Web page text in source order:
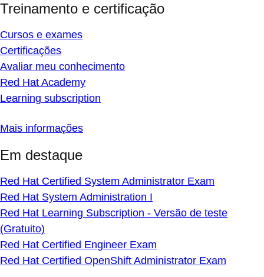
Treinamento e certificação
Cursos e exames
Certificações
Avaliar meu conhecimento
Red Hat Academy
Learning subscription
Mais informações
Em destaque
Red Hat Certified System Administrator Exam
Red Hat System Administration I
Red Hat Learning Subscription - Versão de teste
(Gratuito)
Red Hat Certified Engineer Exam
Red Hat Certified OpenShift Administrator Exam